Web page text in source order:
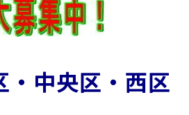
・中央区・西区